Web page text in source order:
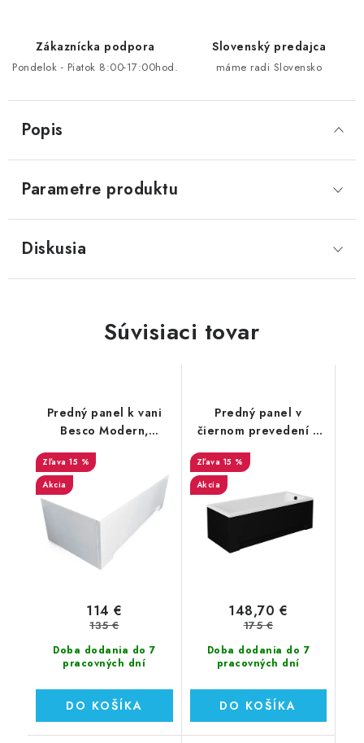
Zákaznícka podpora
Pondelok - Piatok 8:00-17:00hod.
Slovenský predajca
máme radi Slovensko
Popis
Parametre produktu
Diskusia
Súvisiaci tovar
Predný panel k vani
Besco Modern,
Optima, Shea, Aria
15 %
Akcia
Doba dodania do 7
pracovných dní
114 €
135 €
DO KOŠÍKA
Predný panel v
čiernom prevedení k
vani Besco Modern,
Optima, Shea, Aria
15 %
Akcia
Doba dodania do 7
pracovných dní
148,70 €
175 €
DO KOŠÍKA